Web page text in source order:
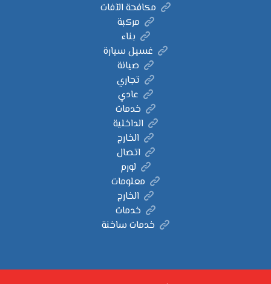
مكافحة الآفات
مركبة
بناء
غسيل سيارة
صيانة
تجاري
عادي
خدمات
الداخلية
الخارج
اتصال
لورم
معلومات
الخارج
خدمات
خدمات ساخنة